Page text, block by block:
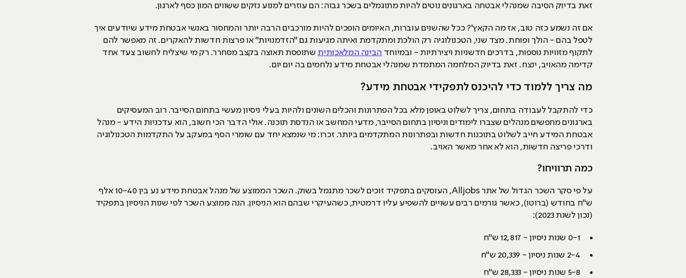
זאת בדיוק הסיבה שמנהלי אבטחה בארגונים נוטים להיות מתוגמלים בשכר גבוה: הם עוזרים למנוע נזקים ששווים המון כסף לארגון.
אם זה נשמע כזה טוב, אז מה הקאץ'? ככל שהשנים עוברות, האיומים הופכים להיות מורכבים הרבה יותר והמחסור באנשי אבטחת מידע שיודעים איך
לטפל בהם - הולך ופוחת. מצד שני, הטכנולוגיה רק הולכת ומתקדמת ואיתה מגיעות גם "הזדמנויות" או פרצות חדשות להאקרים. זה מאפשר להם
לתקוף מזוויות נוספות, בדרכים חדשניות ויצירתיות - ובמיוחד הבינה המלאכותית שתופסת תאוצה בקצב מסחרר. רק מי שיצליח לחשוב צעד אחד
קדימה מהאויב, ינצח. זאת בדיוק המלחמה המתמדת שמנהלי אבטחת מידע נלחמים בה יום יום.
מה צריך ללמוד כדי להיכנס לתפקידי אבטחת מידע?
כדי להתקבל לעבודה בתחום, צריך לשלוט באופן מלא בכל הפתרונות והכלים השונים ולהיות בעלי ניסיון מעשי בתחום הסייבר. רוב המעסיקים
בארגונים מחפשים מנהלים שצברו לימודים וניסיון בתחום הסייבר, מדעי המחשב או הנדסת תוכנה. אולי הדבר הכי חשוב, הוא עדכניות הידע - מנהל
אבטחת המידע חייב לשלוט בתוכנות חדשות ובפתרונות המתקדמים ביותר. זכרו: מי שנמצא יחד עם שומרי הסף במעקב על התקדמות הטכנולוגיה
ודרכי פריצה חדשות, הוא לא אחר מאשר האויב.
כמה תרוויחו?
על פי סקר השכר הגדול של אתר Alljobs, העוסקים בתפקיד זוכים לשכר מתגמל בשוק. השכר הממוצע של מנהל אבטחת מידע נע בין 10-40 אלף
ש"ח בחודש (ברוטו), כאשר גורמים רבים עשויים להשפיע עליו דרמטית, כשהעיקרי שבהם הוא הניסיון. הנה ממוצע השכר לפי שנות הניסיון בתפקיד
(נכון לשנת 2023):
0-1 שנות ניסיון - 12,817 ש"ח
2-4 שנות ניסיון - 20,339 ש"ח
5-8 שנות ניסיון - 28,333 ש"ח